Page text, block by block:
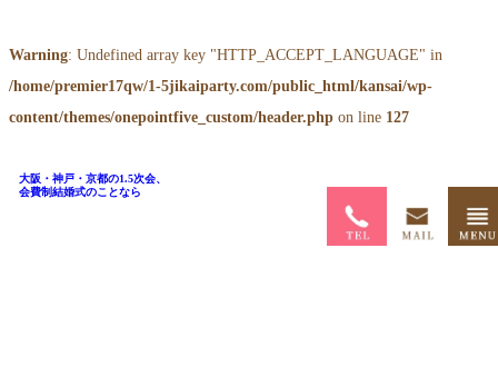
Warning: Undefined array key "HTTP_ACCEPT_LANGUAGE" in
/home/premier17qw/1-5jikaiparty.com/public_html/kansai/wp-
content/themes/onepointfive_custom/header.php on line 127
大阪・神戸・京都の1.5次会、
会費制結婚式のことなら